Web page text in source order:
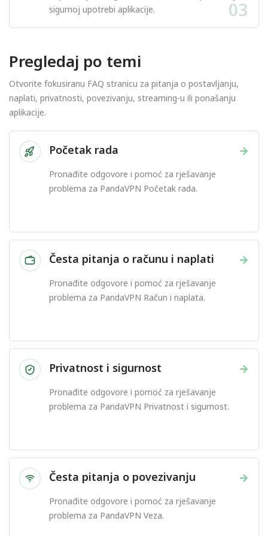
sigurnoj upotrebi aplikacije.
03
Pregledaj po temi
Otvorite fokusiranu FAQ stranicu za pitanja o postavljanju,
naplati, privatnosti, povezivanju, streaming-u ili ponašanju
aplikacije.
→
Početak rada
Pronađite odgovore i pomoć za rješavanje
problema za PandaVPN Početak rada.
→
Česta pitanja o računu i naplati
Pronađite odgovore i pomoć za rješavanje
problema za PandaVPN Račun i naplata.
→
Privatnost i sigurnost
Pronađite odgovore i pomoć za rješavanje
problema za PandaVPN Privatnost i sigurnost.
→
Česta pitanja o povezivanju
Pronađite odgovore i pomoć za rješavanje
problema za PandaVPN Veza.